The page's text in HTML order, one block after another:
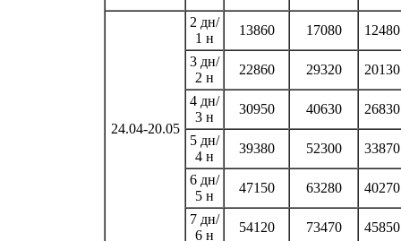
24.04-20.05
2 дн/
1 н
13860 17080 12480
3 дн/
2 н
22860 29320 20130
4 дн/
3 н
30950 40630 26830
5 дн/
4 н
39380 52300 33870
6 дн/
5 н
47150 63280 40270
7 дн/
6 н
54120 73470 45850